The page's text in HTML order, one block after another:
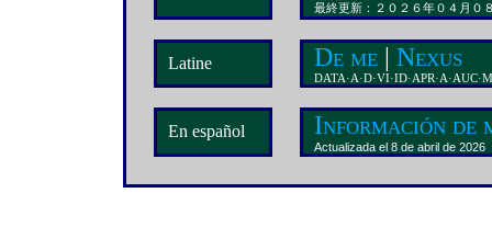
最終更新：２０２６年０４月０
Latine De me | Nexus
En español Información de
Actualizada el 8 de abril de 2026